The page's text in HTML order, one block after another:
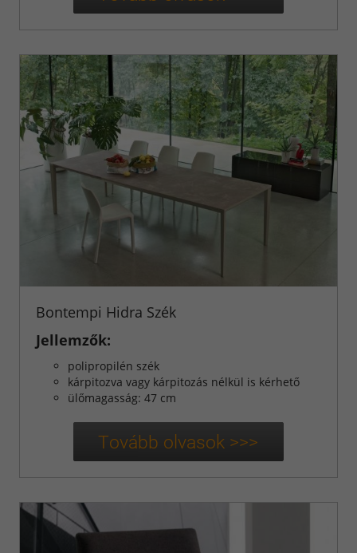
Bontempi Hidra Szék
Jellemzők:
polipropilén szék
kárpitozva vagy kárpitozás nélkül is kérhető
ülőmagasság: 47 cm